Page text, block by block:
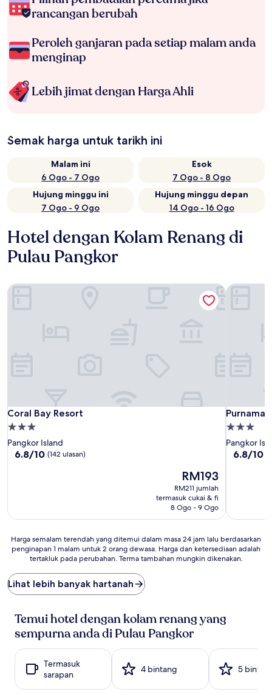
rancangan berubah
Peroleh ganjaran pada setiap malam anda
menginap
Lebih jimat dengan Harga Ahli
Semak harga untuk tarikh ini
Malam ini
6 Ogo - 7 Ogo
Esok
7 Ogo - 8 Ogo
Hujung minggu ini
7 Ogo - 9 Ogo
Hujung minggu depan
14 Ogo - 16 Ogo
Hotel dengan Kolam Renang di
Pulau Pangkor
Coral Bay Resort
Coral Bay Resort
Hartanah
3.0
bintang
Pangkor Island
6.8
6.8/10 (142 ulasan)
Harga
ialah
RM193
RM193
RM211 jumlah
termasuk cukai & fi
8 Ogo - 9 Ogo
Coral Bay Resort
Purnama
Purnama
Hartanah
3.0
bintang
Pangkor
6.8
6.8/10
Purnama
Harga
semalam
terendah
yang
ditemui
dalam
24
jam
lalu
berdasarkan
penginapan
malam
untuk
Harga semalam terendah yang ditemui dalam masa 24 jam lalu berdasarkan
penginapan 1 malam untuk 2 orang dewasa. Harga dan ketersediaan adalah
tertakluk pada perubahan. Terma tambahan mungkin dikenakan.
Lihat lebih banyak hartanah
Temui hotel dengan kolam renang yang
sempurna anda di Pulau Pangkor
Termasuk
sarapan
4 bintang 5